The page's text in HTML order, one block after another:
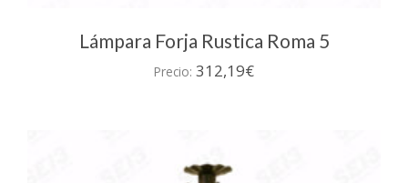
Lámpara Forja Rustica Roma 5
Precio: 312,19€